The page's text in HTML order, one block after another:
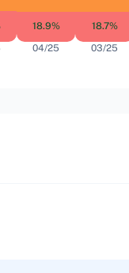
18.9%
04/25
18.7%
03/25